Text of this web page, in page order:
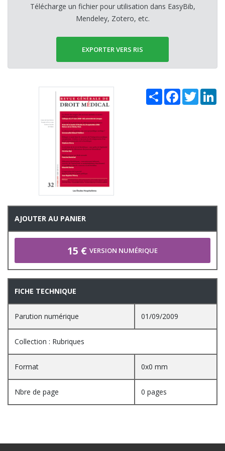
Télécharge un fichier pour utilisation dans EasyBib,
Mendeley, Zotero, etc.
EXPORTER VERS RIS
Share Facebook
Twitter
AJOUTER AU PANIER
15 € VERSION NUMÉRIQUE
FICHE TECHNIQUE
Parution numérique 01/09/2009
Collection : Rubriques
Format 0x0 mm
Nbre de page 0 pages